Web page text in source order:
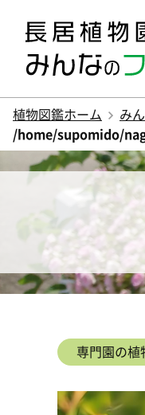
植物図鑑ホーム み
/home/supomido/
専門園の植